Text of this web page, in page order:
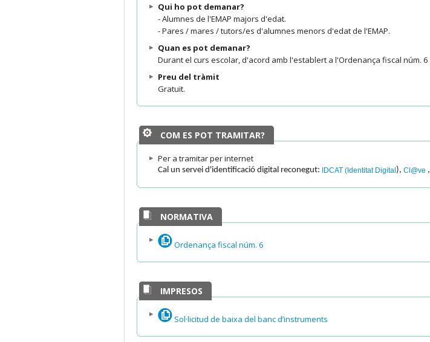
Qui ho pot demanar?
- Alumnes de l'EMAP majors d'edat.
- Pares / mares / tutors/es d'alumnes menors d'edat de l'EMAP.
Quan es pot demanar?
Durant el curs escolar, d'acord amb l'establert a l'Ordenança fiscal núm. 6
Preu del tràmit
Gratuït.
COM ES POT TRAMITAR?
Per a tramitar per internet
Cal un servei d'identificació digital reconegut: IDCAT (Identitat Digital), Cl@ve ,
NORMATIVA
Ordenança fiscal núm. 6
IMPRESOS
Sol·licitud de baixa del banc d’instruments